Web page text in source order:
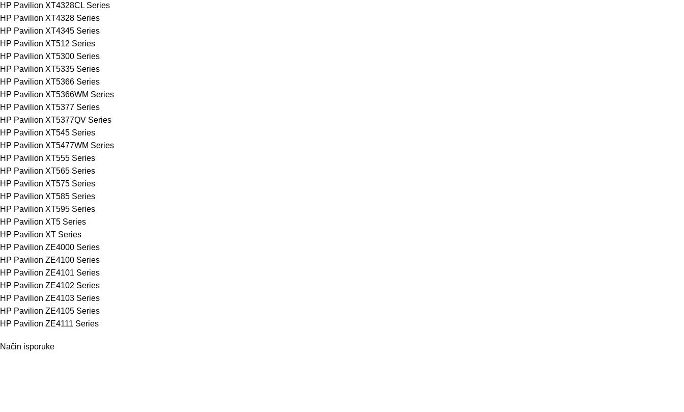
HP Pavilion XT4328CL Series
HP Pavilion XT4328 Series
HP Pavilion XT4345 Series
HP Pavilion XT512 Series
HP Pavilion XT5300 Series
HP Pavilion XT5335 Series
HP Pavilion XT5366 Series
HP Pavilion XT5366WM Series
HP Pavilion XT5377 Series
HP Pavilion XT5377QV Series
HP Pavilion XT545 Series
HP Pavilion XT5477WM Series
HP Pavilion XT555 Series
HP Pavilion XT565 Series
HP Pavilion XT575 Series
HP Pavilion XT585 Series
HP Pavilion XT595 Series
HP Pavilion XT5 Series
HP Pavilion XT Series
HP Pavilion ZE4000 Series
HP Pavilion ZE4100 Series
HP Pavilion ZE4101 Series
HP Pavilion ZE4102 Series
HP Pavilion ZE4103 Series
HP Pavilion ZE4105 Series
HP Pavilion ZE4111 Series
Način isporuke